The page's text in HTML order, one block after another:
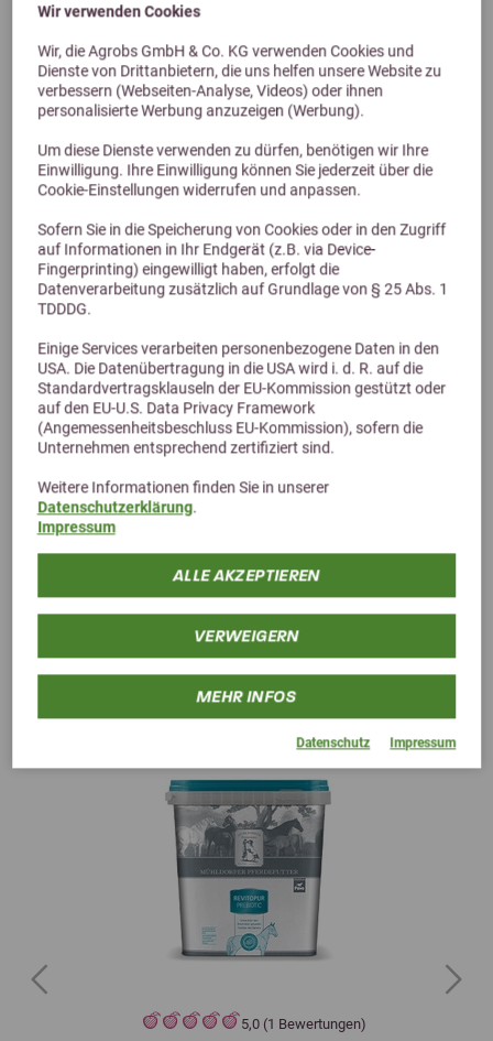
Wir verwenden Cookies
Wir, die Agrobs GmbH & Co. KG verwenden Cookies und
Dienste von Drittanbietern, die uns helfen unsere Website zu
verbessern (Webseiten-Analyse, Videos) oder ihnen
personalisierte Werbung anzuzeigen (Werbung).
Um diese Dienste verwenden zu dürfen, benötigen wir Ihre
Einwilligung. Ihre Einwilligung können Sie jederzeit über die
Cookie-Einstellungen widerrufen und anpassen.
Sofern Sie in die Speicherung von Cookies oder in den Zugriff
auf Informationen in Ihr Endgerät (z.B. via Device-
Fingerprinting) eingewilligt haben, erfolgt die
Datenverarbeitung zusätzlich auf Grundlage von § 25 Abs. 1
TDDDG.
Einige Services verarbeiten personenbezogene Daten in den
USA. Die Datenübertragung in die USA wird i. d. R. auf die
Standardvertragsklauseln der EU-Kommission gestützt oder
auf den EU-U.S. Data Privacy Framework
(Angemessenheitsbeschluss EU-Kommission), sofern die
Unternehmen entsprechend zertifiziert sind.
Weitere Informationen finden Sie in unserer
Datenschutzerklärung.
Impressum
ALLE AKZEPTIEREN
VERWEIGERN
MEHR INFOS
Datenschutz Impressum
204,37 €
Alternative Produkte
5,0 (1 Bewertungen)
Previous Next